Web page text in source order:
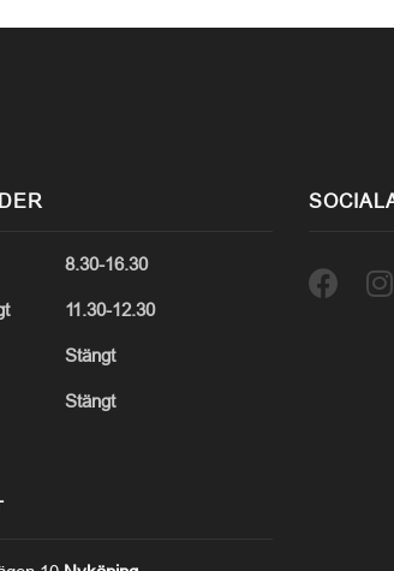
8.30-16.30
11.30-12.30
Stängt
Stängt